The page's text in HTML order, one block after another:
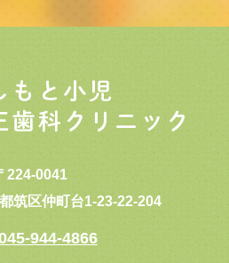
224-0041
筑区仲町台1-23-22-204
944-4866